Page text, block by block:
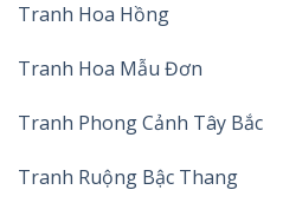
Tranh Hoa Hồng
Tranh Hoa Mẫu Đơn
Tranh Phong Cảnh Tây Bắc
Tranh Ruộng Bậc Thang